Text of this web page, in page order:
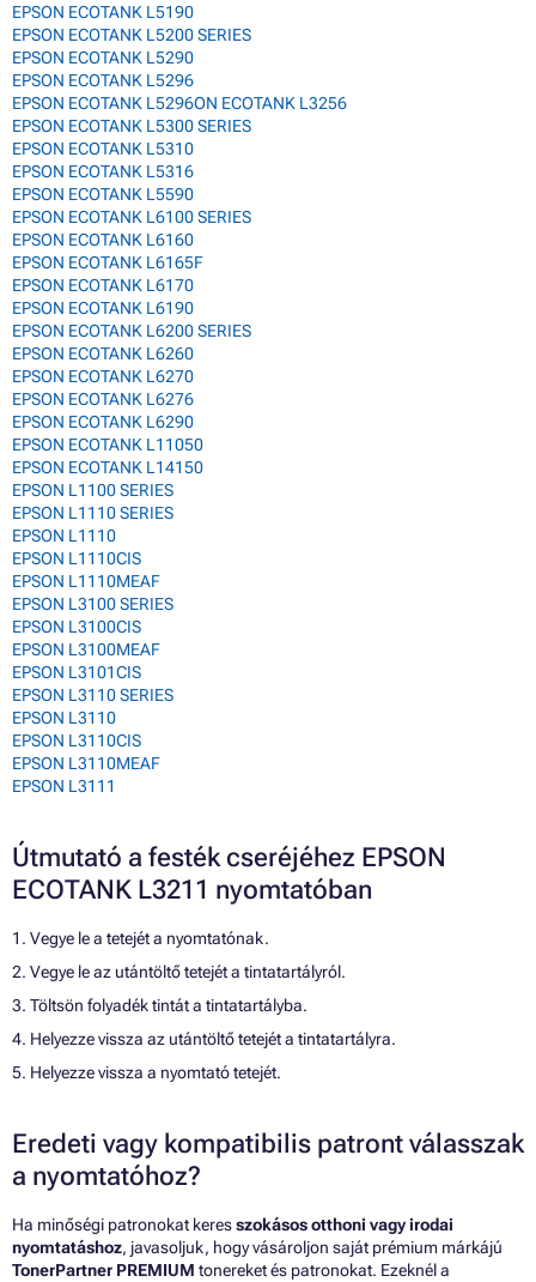
EPSON ECOTANK L5190
EPSON ECOTANK L5200 SERIES
EPSON ECOTANK L5290
EPSON ECOTANK L5296
EPSON ECOTANK L5296ON ECOTANK L3256
EPSON ECOTANK L5300 SERIES
EPSON ECOTANK L5310
EPSON ECOTANK L5316
EPSON ECOTANK L5590
EPSON ECOTANK L6100 SERIES
EPSON ECOTANK L6160
EPSON ECOTANK L6165F
EPSON ECOTANK L6170
EPSON ECOTANK L6190
EPSON ECOTANK L6200 SERIES
EPSON ECOTANK L6260
EPSON ECOTANK L6270
EPSON ECOTANK L6276
EPSON ECOTANK L6290
EPSON ECOTANK L11050
EPSON ECOTANK L14150
EPSON L1100 SERIES
EPSON L1110 SERIES
EPSON L1110
EPSON L1110CIS
EPSON L1110MEAF
EPSON L3100 SERIES
EPSON L3100CIS
EPSON L3100MEAF
EPSON L3101CIS
EPSON L3110 SERIES
EPSON L3110
EPSON L3110CIS
EPSON L3110MEAF
EPSON L3111
Útmutató a festék cseréjéhez EPSON
ECOTANK L3211 nyomtatóban
1. Vegye le a tetejét a nyomtatónak.
2. Vegye le az utántöltő tetejét a tintatartályról.
3. Töltsön folyadék tintát a tintatartályba.
4. Helyezze vissza az utántöltő tetejét a tintatartályra.
5. Helyezze vissza a nyomtató tetejét.
Eredeti vagy kompatibilis patront válasszak
a nyomtatóhoz?
Ha minőségi patronokat keresszokásos otthoni vagy irodai
nyomtatáshoz, javasoljuk, hogy vásároljon saját prémium márkájú
TonerPartner PREMIUM tonereket és patronokat. Ezeknél a